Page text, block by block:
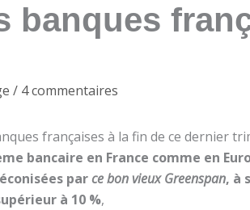
banques
/ 4 commentaires
françaises à la fin de ce dernier
bancaire en France comme en
parce bon vieux Greenspan, à
à 10 %,